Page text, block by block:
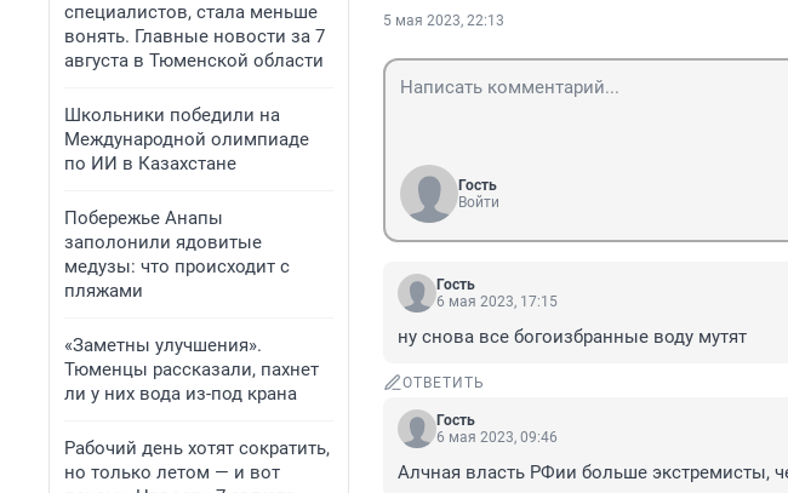
специалистов, стала меньше
вонять. Главные новости за 7
августа в Тюменской области
Школьники победили на
Международной олимпиаде
по ИИ в Казахстане
Побережье Анапы
заполонили ядовитые
медузы: что происходит с
пляжами
«Заметны улучшения».
Тюменцы рассказали, пахнет
ли у них вода из-под крана
Рабочий день хотят сократить,
но только летом — и вот
5 мая 2023, 22:13
Гость
Войти
Гость
6 мая 2023, 17:15
ну снова все богоизбранные воду мутят
ОТВЕТИТЬ
Гость
6 мая 2023, 09:46
Алчная власть РФии больше экстремисты,